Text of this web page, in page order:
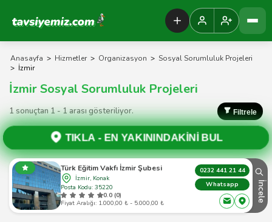
Tavsiyemiz Anasayfa
Anasayfa > Hizmetler > Organizasyon > Sosyal Sorumluluk Projeleri
> İzmir
İzmir Sosyal Sorumluluk Projeleri
1 sonuçtan 1 - 1 arası gösteriliyor. Filtrele
TIKLA -EN YAKININDAKİNİ BUL
Türk Eğitim Vakfı İzmir Şubesi
İzmir, Konak
Posta Kodu: 35220
0.0 (0)
Fiyat Aralığı: 1.000,00 ₺ - 5.000,00 ₺
0232 441 21 44
Whatsapp
İncele